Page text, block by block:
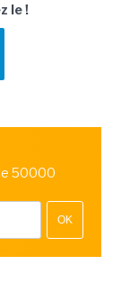
le !
50000
OK